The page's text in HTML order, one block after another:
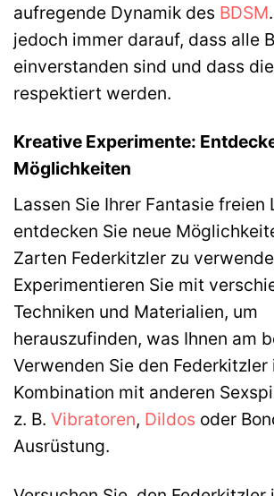
aufregende Dynamik des BDSM
jedoch immer darauf, dass alle
einverstanden sind und dass
respektiert werden.
Kreative Experimente:
Möglichkeiten
Lassen Sie Ihrer Fantasie freien
entdecken Sie neue
Zarten Federkitzler zu
Experimentieren Sie mit
Techniken und Materialien, um
herauszufinden, was Ihnen am
Verwenden Sie den Federkitzler
Kombination mit anderen
z. B. Vibratoren, Dildos oder
Ausrüstung.